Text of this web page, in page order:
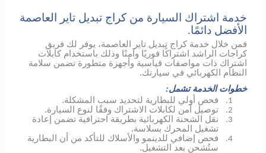
خدمة اشتراك السيارة من كراج تبديل تاير العاصمة
الأفضل دائمًا.
فمن خلال خدمة كراج تبديل تاير العاصمة، يوفر لك فريق
كراجات الراشد اشتراكًا فوريًا وآمنًا وذلك باستخدام كابلات
اشتراك ذات مواصفات قياسية وأجهزة متطورة تضمن سلامة
النظام الكهربائي في سيارتك.
خطوات الخدمة تشمل:
1. فحص أولي للبطارية لتحديد سبب المشكلة.
2. توصيل آمن لكابلات الاشتراك وفقًا لنوع السيارة.
3.
نقل الشحنة الكهربائية بطريقة احترافية تضمن إعادة
تشغيل المحرك بسلاسة.
4. فحص إضافي للدينمو والأسلاك للتأكد من أن البطارية
ستُشحن بعد التشغيل.